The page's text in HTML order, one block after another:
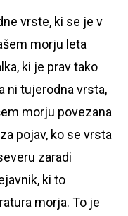
vrste, ki se je v
morju leta
ki je prav tako
ni tujerodna vrsta,
morju povezana
pojav, ko se vrsta
zaradi
ki to
morja. To je